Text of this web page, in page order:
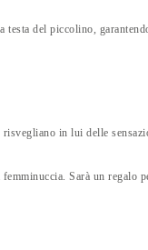
testa del piccolino,
in lui delle
Sarà un regalo